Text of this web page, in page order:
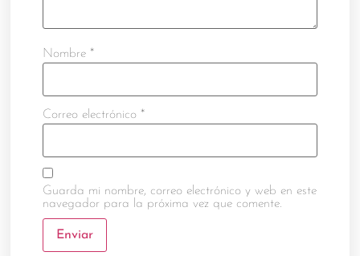
Nombre *
Correo electrónico *
Guarda mi nombre, correo electrónico y web en este
navegador para la próxima vez que comente.